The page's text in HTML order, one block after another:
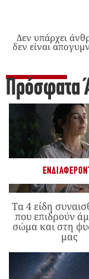
Δεν υπάρχει
δεν είναι
Πρόσφατα
Τα 4 είδη
που επιδρούν
σώμα και στη
μας